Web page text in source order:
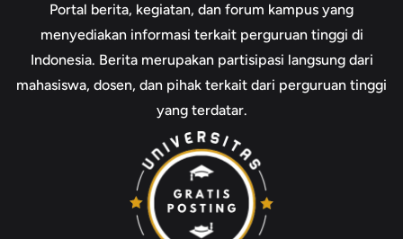
Portal berita, kegiatan, dan forum kampus yang
menyediakan informasi terkait perguruan tinggi di
Indonesia. Berita merupakan partisipasi langsung dari
mahasiswa, dosen, dan pihak terkait dari perguruan tinggi
yang terdatar.